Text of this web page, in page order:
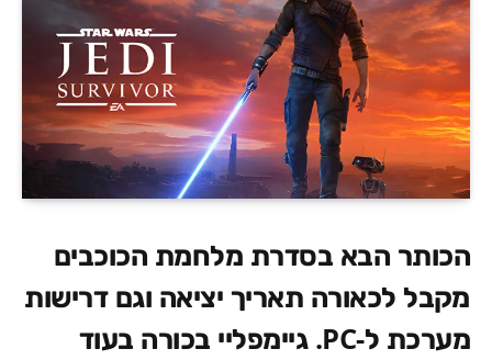
הכותר הבא בסדרת מלחמת הכוכבים
מקבל לכאורה תאריך יציאה וגם דרישות
מערכת ל-PC. גיימפליי בכורה בעוד